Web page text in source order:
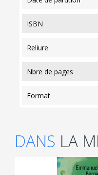
ISBN
reliure
nbre de pages
format
DANS LA